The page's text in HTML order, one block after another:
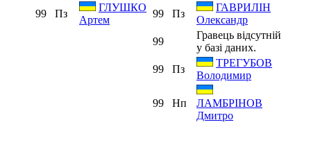
99 Пз
ГЛУШКО
Артем
99 Пз
ГАВРИЛІН
Олександр
99
Гравець відсутній
у базі даних.
99
Пз
ТРЕГУБОВ
Володимир
99 Нп
ЛАМБРІНОВ
Дмитро